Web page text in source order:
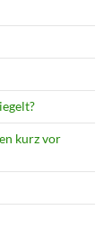
kurz vor